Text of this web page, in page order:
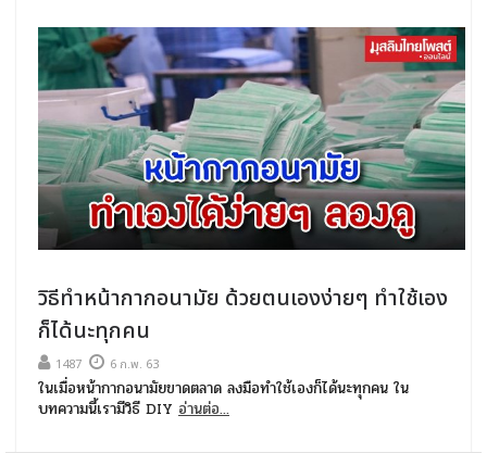
วิธีทำหน้ากากอนามัย ด้วยตนเองง่ายๆ ทำใช้เอง
ก็ได้นะทุกคน
1487 6 ก.พ. 63
ในเมื่อหน้ากากอนามัยขาดตลาด ลงมือทำใช้เองก็ได้นะทุกคน ใน
บทความนี้เรามีวิธี DIY อ่านต่อ...